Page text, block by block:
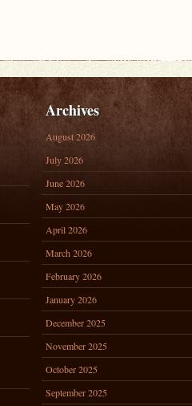
Archives
August 2026
July 2026
June 2026
May 2026
April 2026
March 2026
February 2026
January 2026
December 2025
November 2025
October 2025
September 2025